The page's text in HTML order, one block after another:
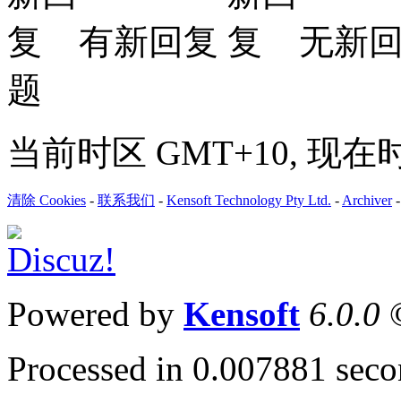
有新回复
无新
题
当前时区 GMT+10, 现在
清除 Cookies - 联系我们 - Kensoft Technology Pty Ltd. - Archiver
Powered by Kensoft 6.0.0
Processed in 0.007881